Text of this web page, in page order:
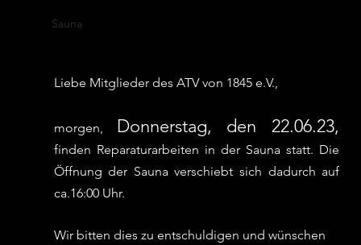
Sauna
Liebe Mitglieder des ATV von 1845 e.V.,
morgen, Donnerstag, den 22.06.23,
finden Reparaturarbeiten in der Sauna statt. Die
Öffnung der Sauna verschiebt sich dadurch auf
ca.16:00 Uhr.
Wir bitten dies zu entschuldigen und wünschen